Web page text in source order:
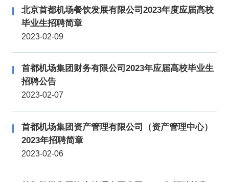
北京首都机场餐饮发展有限公司2023年度应届高校
毕业生招聘简章
2023-02-09
首都机场集团财务有限公司2023年应届高校毕业生
招聘公告
2023-02-07
首都机场集团资产管理有限公司（资产管理中心）
2023年招聘简章
2023-02-06